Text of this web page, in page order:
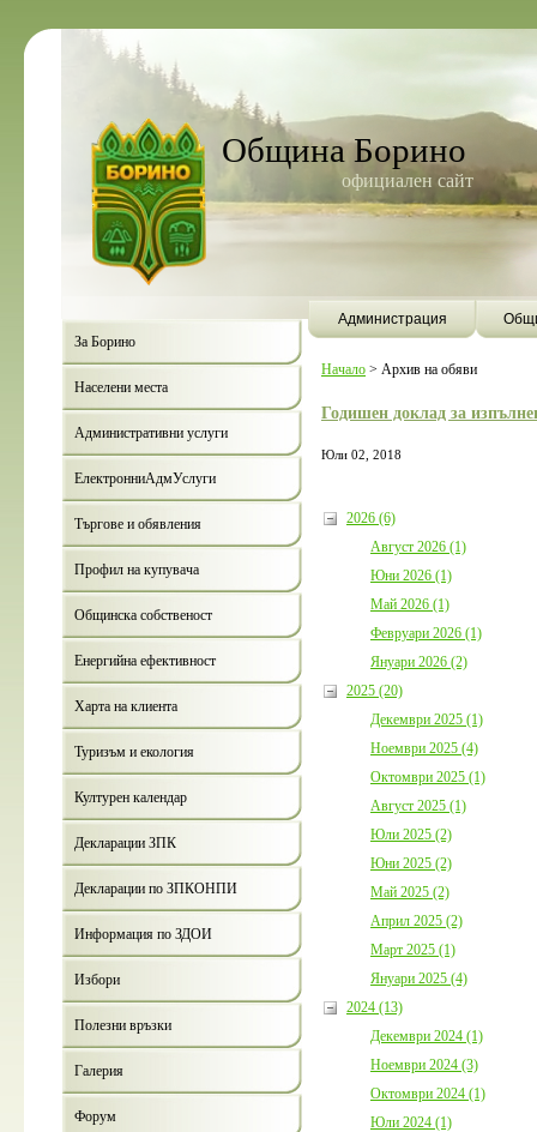
Община Борино
официален сайт
Администрация
За Борино
Населени места
Административни услуги
ЕлектронниАдмУслуги
Търгове и обявления
Профил на купувача
Общинска собственост
Енергийна ефективност
Харта на клиента
Туризъм и екология
Културен календар
Декларации ЗПК
Декларации по ЗПКОНПИ
Информация по ЗДОИ
Избори
Полезни връзки
Галерия
Форум
Начало > Архив на обяви
Годишен доклад за
Юли 02, 2018
2026 (6)
Август 2026 (1)
Юни 2026 (1)
Май 2026 (1)
Февруари 2026 (1)
Януари 2026 (2)
2025 (20)
Декември 2025 (1)
Ноември 2025 (4)
Октомври 2025 (1)
Август 2025 (1)
Юли 2025 (2)
Юни 2025 (2)
Май 2025 (2)
Април 2025 (2)
Март 2025 (1)
Януари 2025 (4)
2024 (13)
Декември 2024 (1)
Ноември 2024 (3)
Октомври 2024 (1)
Юли 2024 (1)